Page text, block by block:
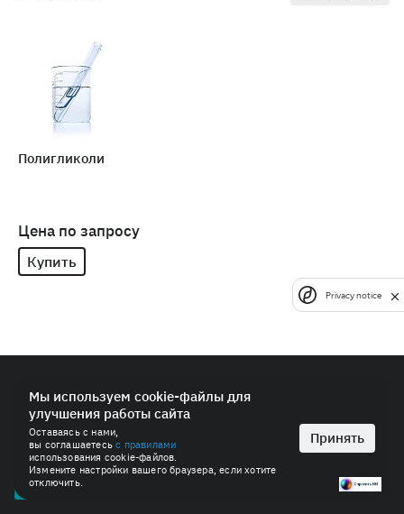
Полигликоли
Цена по запросу
Купить
© 2026 ПАО «СИБУР-Холдинг»
Политика в области обработки персональных данных
Антимонопольная политика
Пользовательское соглашение
Мы используем cookie-файлы для
улучшения работы сайта
Оставаясь с нами,
вы соглашаетесьс правилами
использования cookie-файлов.
Измените настройки вашего браузера, если хотите
отключить.
Принять
Privacy notice